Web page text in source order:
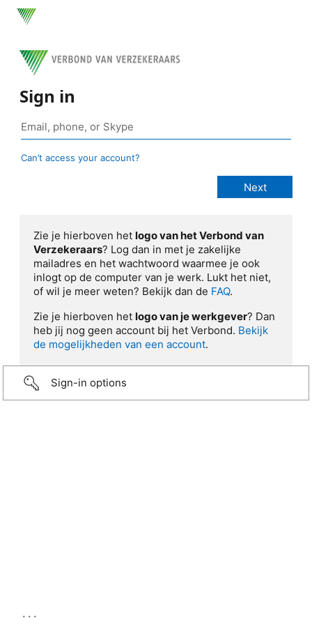
Sign in
Can’t access your account?
Zie je hierboven het logo van het Verbond van
Verzekeraars? Log dan in met je zakelijke
mailadres en het wachtwoord waarmee je ook
inlogt op de computer van je werk. Lukt het niet,
of wil je meer weten? Bekijk dan de FAQ.
Zie je hierboven het logo van je werkgever? Dan
heb jij nog geen account bij het Verbond. Bekijk
de mogelijkheden van een account.
Sign-in options
...